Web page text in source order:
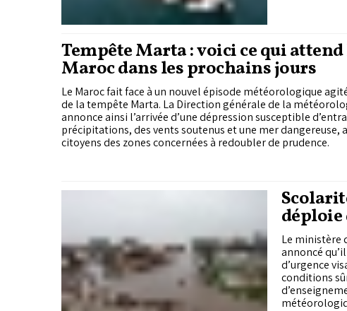
Tempête Marta : voici ce qui attend
Maroc dans les prochains jours
Le Maroc fait face à un nouvel épisode météorologique
de la tempête Marta. La Direction générale de la
annonce ainsi l’arrivée d’une dépression susceptible
précipitations, des vents soutenus et une mer dangereuse,
citoyens des zones concernées à redoubler de prudence.
déploie
aux
Le ministère
annoncé
d’urgence
conditions